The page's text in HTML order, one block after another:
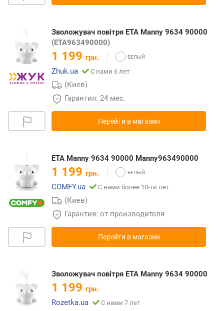
Зволожувач повітря ETA Manny 9634 90000
(ETA963490000)
1 199 грн.
Zhuk.ua
С нами 6 лет
(Киев)
Гарантия: 24 мес.
Перейти в магазин
ETA Manny 9634 90000 Manny963490000
1 199 грн.
COMFY.ua
С нами более 10-ти лет
(Киев)
Гарантия: от производителя
Перейти в магазин
Зволожувач повітря ETA Manny 9634 90000
1 199 грн.
Rozetka.ua
С нами 7 лет